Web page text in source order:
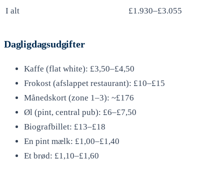
I alt
£1.930–£3.055
Dagligdagsudgifter
Kaffe (flat white): £3,50–£4,50
Frokost (afslappet restaurant): £10–£15
Månedskort (zone 1–3): ~£176
Øl (pint, central pub): £6–£7,50
Biografbillet: £13–£18
En pint mælk: £1,00–£1,40
Et brød: £1,10–£1,60